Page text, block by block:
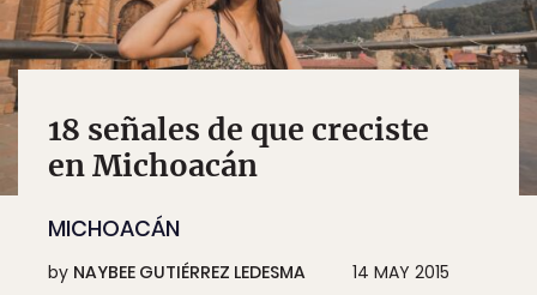
18 señales de que creciste
en Michoacán
MICHOACÁN
by NAYBEE GUTIÉRREZ LEDESMA 14 MAY 2015